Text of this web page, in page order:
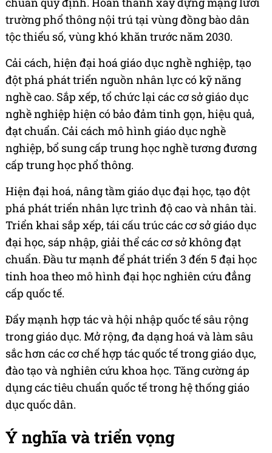
trường phổ thông nội trú tại vùng đồng bào dân
tộc thiểu số, vùng khó khăn trước năm 2030.
Cải cách, hiện đại hoá giáo dục nghề nghiệp, tạo
đột phá phát triển nguồn nhân lực có kỹ năng
nghề cao. Sắp xếp, tổ chức lại các cơ sở giáo dục
nghề nghiệp hiện có bảo đảm tinh gọn, hiệu quả,
đạt chuẩn. Cải cách mô hình giáo dục nghề
nghiệp, bổ sung cấp trung học nghề tương đương
cấp trung học phổ thông.
Hiện đại hoá, nâng tầm giáo dục đại học, tạo đột
phá phát triển nhân lực trình độ cao và nhân tài.
Triển khai sắp xếp, tái cấu trúc các cơ sở giáo dục
đại học, sáp nhập, giải thể các cơ sở không đạt
chuẩn. Đầu tư mạnh để phát triển 3 đến 5 đại học
tinh hoa theo mô hình đại học nghiên cứu đẳng
cấp quốc tế.
Đẩy mạnh hợp tác và hội nhập quốc tế sâu rộng
trong giáo dục. Mở rộng, đa dạng hoá và làm sâu
sắc hơn các cơ chế hợp tác quốc tế trong giáo dục,
đào tạo và nghiên cứu khoa học. Tăng cường áp
dụng các tiêu chuẩn quốc tế trong hệ thống giáo
dục quốc dân.
Ý nghĩa và triển vọng